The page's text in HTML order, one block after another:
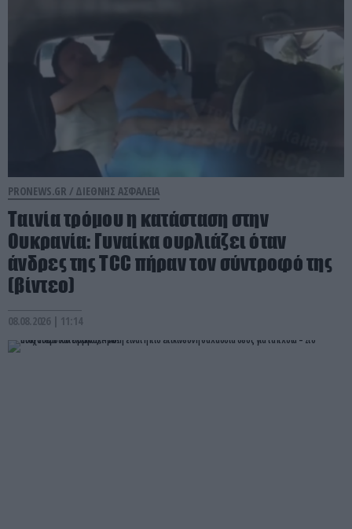
PRONEWS.GR / ΔΙΕΘΝΗΣ ΑΣΦΑΛΕΙΑ
Ταινία τρόμου η κατάσταση στην
Ουκρανία: Γυναίκα ουρλιάζει όταν
άνδρες της TCC πήραν τον σύντροφό της
(βίντεο)
08.08.2026 | 11:14